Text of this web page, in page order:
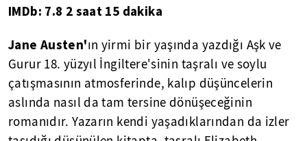
IMDb: 7.8 2 saat 15 dakika
Jane Austen'ın yirmi bir yaşında yazdığı Aşk ve
Gurur 18. yüzyıl İngiltere'sinin taşralı ve soylu
çatışmasının atmosferinde, kalıp düşüncelerin
aslında nasıl da tam tersine dönüşeceğinin
romanıdır. Yazarın kendi yaşadıklarından da izler